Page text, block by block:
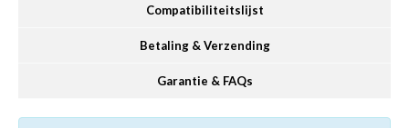
Compatibiliteitslijst
Betaling & Verzending
Garantie & FAQs